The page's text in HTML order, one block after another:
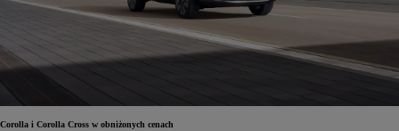
Corolla i Corolla Cross w obniżonych cenach